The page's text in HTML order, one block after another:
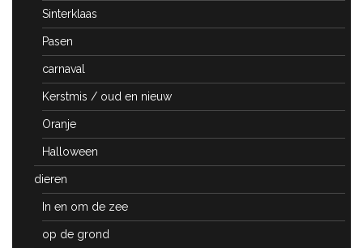
Sinterklaas
Pasen
carnaval
Kerstmis / oud en nieuw
Oranje
Halloween
dieren
In en om de zee
op de grond